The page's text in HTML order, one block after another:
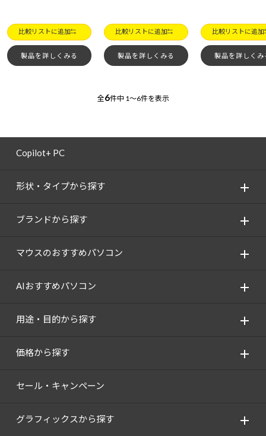
比較リストに追加
製品を詳しくみる
比較リストに追加
製品を詳しくみる
比較リストに追加
製品を詳しくみ
全6件中 1～6件を表示
Copilot+ PC
形状・タイプから探す
ブランドから探す
マウスのおすすめパソコン
AIおすすめパソコン
用途・目的から探す
価格から探す
セール・キャンペーン
グラフィックスから探す